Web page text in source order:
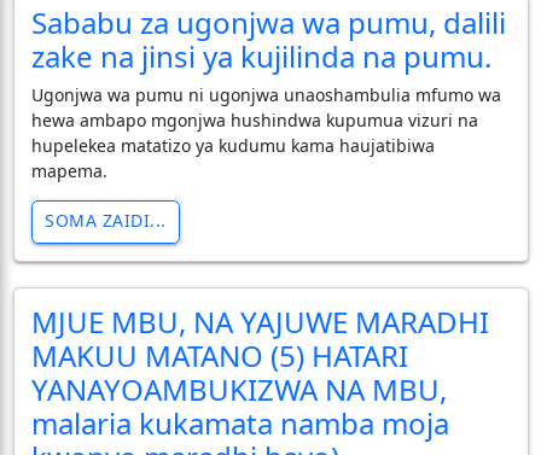
Sababu za ugonjwa wa pumu, dalili
zake na jinsi ya kujilinda na pumu.
Ugonjwa wa pumu ni ugonjwa unaoshambulia mfumo wa
hewa ambapo mgonjwa hushindwa kupumua vizuri na
hupelekea matatizo ya kudumu kama haujatibiwa
mapema.
SOMA ZAIDI...
MJUE MBU, NA YAJUWE MARADHI
MAKUU MATANO (5) HATARI
YANAYOAMBUKIZWA NA MBU,
malaria kukamata namba moja